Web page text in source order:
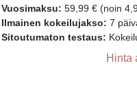
Vuosimaksu: 59,99 € (noin
Ilmainen kokeilujakso: 7
Sitoutumaton testaus:
Hinta